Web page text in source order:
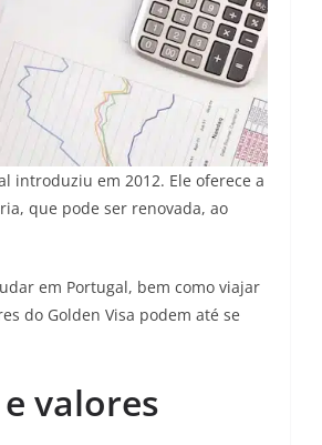
introduziu em 2012. Ele oferece a
que pode ser renovada, ao
em Portugal, bem como viajar
do Golden Visa podem até se
valores